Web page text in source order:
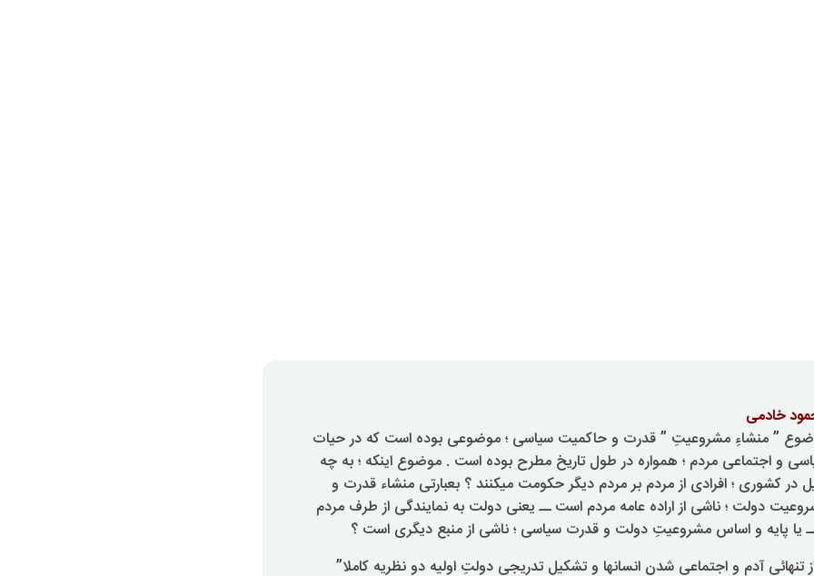
خادمی
” منشاءِ مشروعیتِ ” قدرت و حاکمیت سیاسی ؛ موضوعی بوده است که در حیات
و اجتماعی مردم ؛ همواره در طول تاریخ مطرح بوده است . موضوع اینکه ؛ به چه
در کشوری ؛ افرادی از مردم بر مردم دیگر حکومت میکنند ؟ بعبارتی منشاء قدرت و
دولت ؛ ناشی از اراده عامه مردم است ــ یعنی دولت به نمایندگی از طرف مردم
یا پایه و اساس مشروعیتِ دولت و قدرت سیاسی ؛ ناشی از منبع دیگری است ؟
تنهائی آدم و اجتماعی شدن انسانها و تشکیل تدریجی دولتِ اولیه دو نظریه کاملا”